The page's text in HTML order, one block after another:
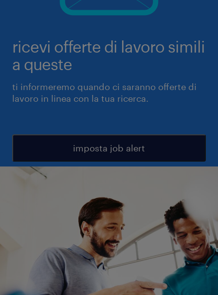
ricevi offerte di lavoro simili
a queste
ti informeremo quando ci saranno offerte di
lavoro in linea con la tua ricerca.
imposta job alert